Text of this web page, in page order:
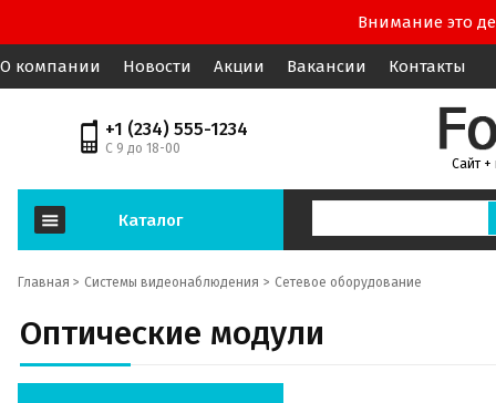
Внимание это
О компании Новости Акции Вакансии Контакты
+1 (234) 555-1234
С 9 до 18-00
Сайт +
Каталог
Главная > Системы видеонаблюдения Сетевое оборудование
Оптические модули